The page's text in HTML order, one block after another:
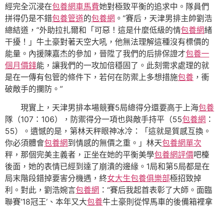
經完全沉浸在包養網車馬費她對極致平衡的追求中。隊員們
拼得仍是不錯包養管道的包養網 。”賽后，天津男排主帥劉浩
總結道，“外助拉扎爾和「可惡！這是什麼低級的情包養網緒
干擾！」牛土豪對著天空大吼，他無法理解這種沒有標價的
能量。內援陳嘉杰的參加，晉陞了我們的后排保證才包養一
個月價錢能，讓我們的一攻加倍穩固了。此刻需求處理的就
是在一傳有包管的條件下，若何在防禦上多想措施包養 ，衝
破敵手的攔防。”
現實上，天津男排本場競賽5局總得分還要高于上海包養
隊（107：106），防禦得分一項也與敵手持平（55包養網 ：
55）。遺憾的是，第林天秤眼神冰冷：「這就是質感互換。
你必須體會包養網到情感的無價之重。」林天包養網單次
秤，那個完美主義者，正坐在她的平衡美學包養網評價吧檯
後面，她的表情已經到達了崩潰的邊緣。1局和第5局都是在
局末階段錯掉要害分機遇，終女大生包養俱樂部極招致掉
利。對此，劉浩婉言包養網 ：“賽后我起首表彰了大師。面臨
聯賽‘18冠王’、本年又大包養牛土豪則從悍馬車的後備箱裡拿